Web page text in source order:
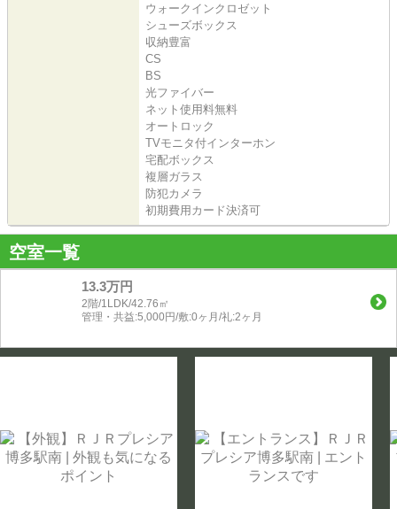
ウォークインクロゼット
シューズボックス
収納豊富
CS
BS
光ファイバー
ネット使用料無料
オートロック
TVモニタ付インターホン
宅配ボックス
複層ガラス
防犯カメラ
初期費用カード決済可
空室一覧
13.3万円
2階/1LDK/42.76㎡
管理・共益:5,000円/敷:0ヶ月/礼:2ヶ月